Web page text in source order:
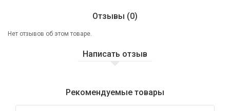
Отзывы (0)
Нет отзывов об этом товаре.
Написать отзыв
Рекомендуемые товары